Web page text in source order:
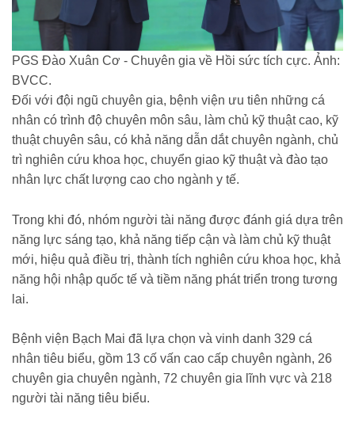
PGS Đào Xuân Cơ - Chuyên gia về Hồi sức tích cực. Ảnh:
BVCC.
Đối với đội ngũ chuyên gia, bệnh viện ưu tiên những cá
nhân có trình độ chuyên môn sâu, làm chủ kỹ thuật cao, kỹ
thuật chuyên sâu, có khả năng dẫn dắt chuyên ngành, chủ
trì nghiên cứu khoa học, chuyển giao kỹ thuật và đào tạo
nhân lực chất lượng cao cho ngành y tế.
Trong khi đó, nhóm người tài năng được đánh giá dựa trên
năng lực sáng tạo, khả năng tiếp cận và làm chủ kỹ thuật
mới, hiệu quả điều trị, thành tích nghiên cứu khoa học, khả
năng hội nhập quốc tế và tiềm năng phát triển trong tương
lai.
Bệnh viện Bạch Mai đã lựa chọn và vinh danh 329 cá
nhân tiêu biểu, gồm 13 cố vấn cao cấp chuyên ngành, 26
chuyên gia chuyên ngành, 72 chuyên gia lĩnh vực và 218
người tài năng tiêu biểu.